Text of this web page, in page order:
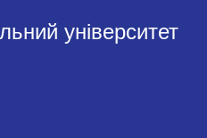
університет